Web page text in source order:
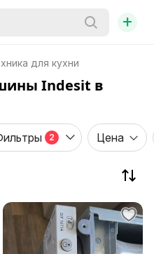
+
для кухни
Indesit в
2 Цена